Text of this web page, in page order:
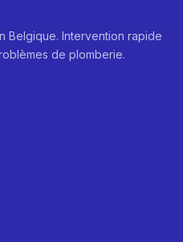
Belgique. Intervention rapide
de plomberie.